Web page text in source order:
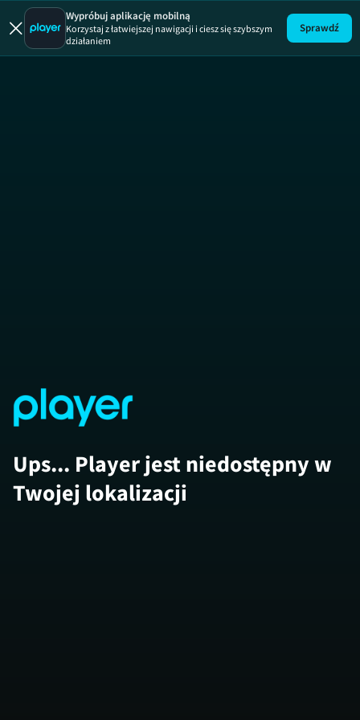
Wypróbuj aplikację mobilną
Korzystaj z łatwiejszej nawigacji i ciesz się szybszym
działaniem
Sprawdź
Ups... Player jest niedostępny w
Twojej lokalizacji